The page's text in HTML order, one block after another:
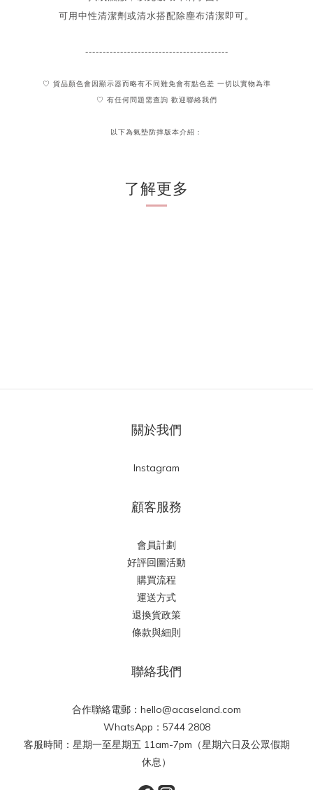
可用中性清潔劑或清水搭配除塵布清潔即可。
-----------------------------------------
♡ 貨品顏色會因顯示器而略有不同難免會有點色差 一切以實物為準
♡ 有任何問題需查詢 歡迎聯絡我們
以下為氣墊防摔版本介紹：
了解更多
關於我們
Instagram
顧客服務
會員計劃
好評回圖活動
購買流程
運送方式
退換貨政策
條款與細則
聯絡我們
合作聯絡電郵：hello@acaseland.com
WhatsApp：5744 2808
客服時間：星期一至星期五 11am-7pm（星期六日及公眾假期
休息）